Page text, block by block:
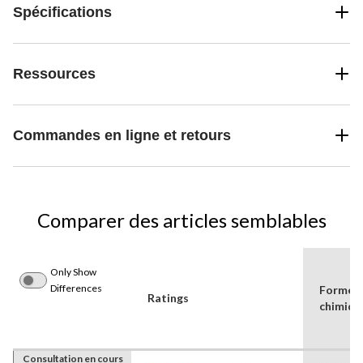
Spécifications
Ressources
Commandes en ligne et retours
Comparer des articles semblables
Only Show
Differences
Ratings
Forme
Consultation en cours